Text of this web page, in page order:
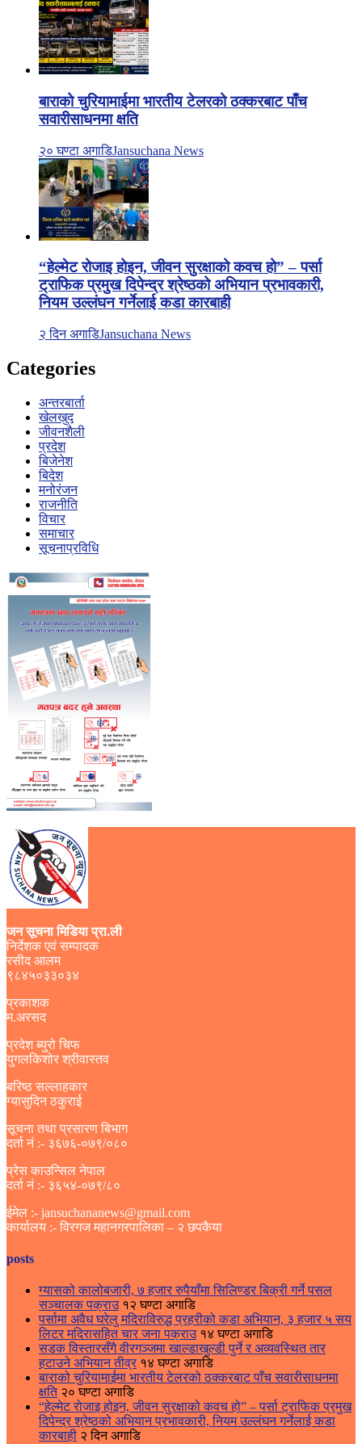
बाराको चुरियामाईमा भारतीय टेलरको ठक्करबाट पाँच
सवारीसाधनमा क्षति
२० घण्टा अगाडिJansuchana News
“हेल्मेट रोजाइ होइन, जीवन सुरक्षाको कवच हो” – पर्सा
ट्राफिक प्रमुख दिपेन्द्र श्रेष्ठको अभियान प्रभावकारी,
नियम उल्लंघन गर्नेलाई कडा कारबाही
२ दिन अगाडिJansuchana News
Categories
अन्तरबार्ता
खेलखुद
जीवनशैली
प्रदेश
बिजेनेश
बिदेश
मनोरंजन
राजनीति
विचार
समाचार
सूचनाप्रविधि
जन सूचना मिडिया प्रा.ली
निर्देशक एवं सम्पादक
रसीद आलम
९८४५०३३०३४
प्रकाशक
म.अरसद
प्रदेश ब्युरो चिफ
युगलकिशोर श्रीवास्तव
बरिष्ठ सल्लाहकार
ग्यासुदिन ठकुराई
सूचना तथा प्रसारण बिभाग
दर्ता नं :- ३६७६-०७९/०८०
प्रेस काउन्सिल नेपाल
दर्ता नं :- ३६५४-०७९/८०
ईमेल :- jansuchananews@gmail.com
कार्यालय :- विरगज महानगरपालिका – २ छपकैया
posts
ग्यासको कालोबजारी, ७ हजार रुपैयाँमा सिलिण्डर बिक्री गर्ने पसल
सञ्चालक पक्राउ १२ घण्टा अगाडि
पर्सामा अवैध घरेलु मदिराविरुद्ध प्रहरीको कडा अभियान, ३ हजार ५ सय
लिटर मदिरासहित चार जना पक्राउ १४ घण्टा अगाडि
सडक विस्तारसँगै वीरगञ्जमा खाल्डाखुल्डी पुर्ने र अव्यवस्थित तार
हटाउने अभियान तीव्र १४ घण्टा अगाडि
बाराको चुरियामाईमा भारतीय टेलरको ठक्करबाट पाँच सवारीसाधनमा
क्षति २० घण्टा अगाडि
“हेल्मेट रोजाइ होइन, जीवन सुरक्षाको कवच हो” – पर्सा ट्राफिक प्रमुख
दिपेन्द्र श्रेष्ठको अभियान प्रभावकारी, नियम उल्लंघन गर्नेलाई कडा
कारबाही २ दिन अगाडि